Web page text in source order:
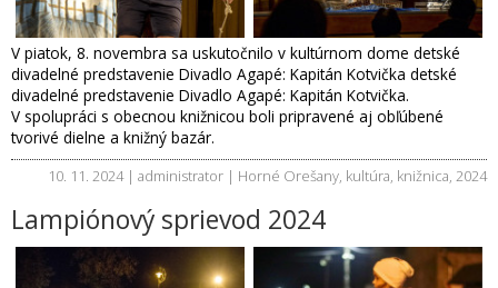
V piatok, 8. novembra sa uskutočnilo v kultúrnom dome detské
divadelné predstavenie Divadlo Agapé: Kapitán Kotvička detské
divadelné predstavenie Divadlo Agapé: Kapitán Kotvička.
V spolupráci s obecnou knižnicou boli pripravené aj obľúbené
tvorivé dielne a knižný bazár.
10. 11. 2024 | administrator | Horné Orešany, kultúra, knižnica, 2024
Lampiónový sprievod 2024